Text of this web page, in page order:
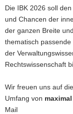
Die IBK 2026 soll
und Chancen der
der ganzen Breite
thematisch
der
Rechtswissenschaft
Wir freuen uns auf
Umfang von
Mail